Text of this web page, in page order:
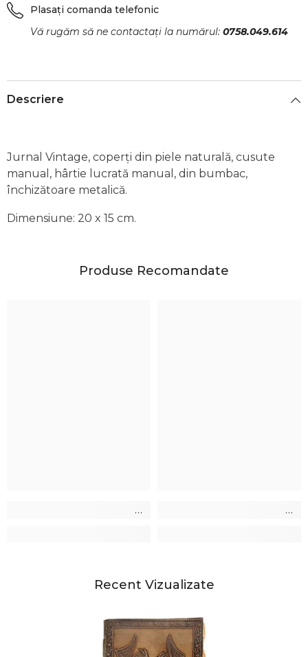
Plasați comanda telefonic
Vă rugăm să ne contactați la numărul: 0758.049.614
Descriere
Jurnal Vintage, coperți din piele naturală, cusute
manual, hârtie lucrată manual, din bumbac,
închizătoare metalică.
Dimensiune: 20 x 15 cm.
Produse Recomandate
Recent Vizualizate